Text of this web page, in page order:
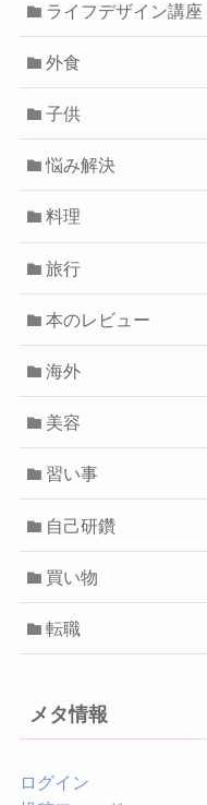
ライフデザイン講座
外食
子供
悩み解決
料理
旅行
本のレビュー
海外
美容
習い事
自己研鑽
買い物
転職
メタ情報
ログイン